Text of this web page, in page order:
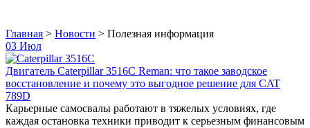
Главная > Новости > Полезная информация
03 Июл
Двигатель Caterpillar 3516C Reman: что такое заводское
восстановление и почему это выгодное решение для CAT
789D
Карьерные самосвалы работают в тяжелых условиях, где
каждая остановка техники приводит к серьезным финансовым